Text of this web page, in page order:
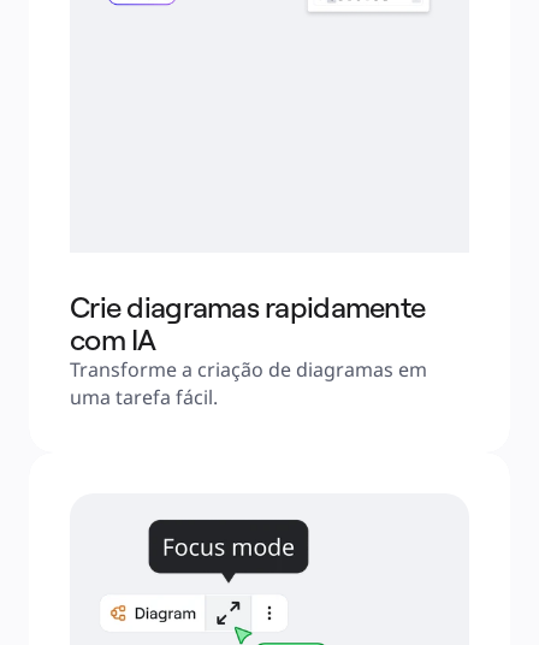
Crie diagramas rapidamente
com IA
Transforme a criação de diagramas em
uma tarefa fácil.